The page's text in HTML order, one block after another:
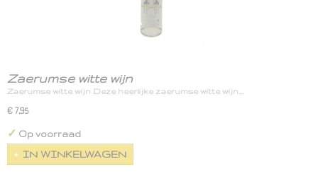
Zaerumse witte wijn
Zaerumse witte wijn Deze heerlijke zaerumse witte wijn,…
€ 7,95
✓ Op voorraad
IN WINKELWAGEN